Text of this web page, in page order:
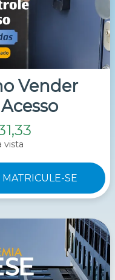
Vender
vista